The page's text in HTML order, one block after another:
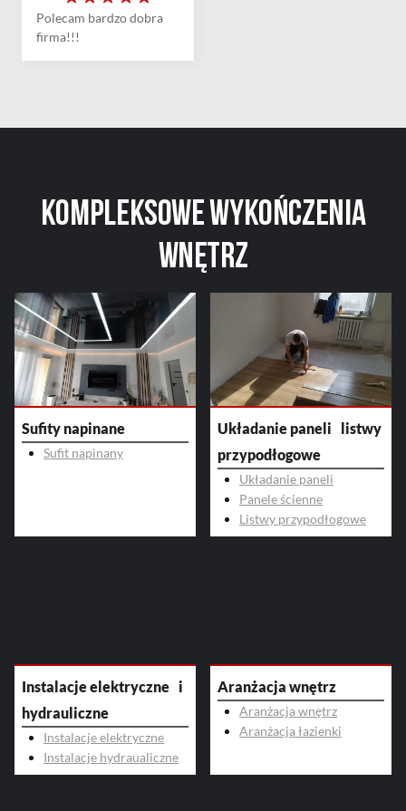
Polecam bardzo dobra
firma!!!
Kompleksowewykończenia
wnętrz
Sufity napinane
Sufit napinany
Układanie paneli listwy
przypodłogowe
Układanie paneli
Panele ścienne
Listwy przypodłogowe
Instalacje elektryczne i
hydrauliczne
Instalacje elektryczne
Instalacje hydraualiczne
Aranżacja wnętrz
Aranżacja wnętrz
Aranżacja łazienki